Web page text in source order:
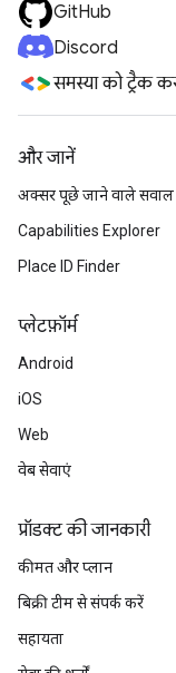
GitHub
Discord
समस्या को ट्रैक
और जानें
अक्सर पूछे जाने वाले सवाल
Capabilities Explorer
Place ID Finder
प्‍लेटफ़ॉर्म
Android
iOS
Web
वेब सेवाएं
प्रॉडक्ट की जानकारी
कीमत और प्लान
बिक्री टीम से संपर्क करें
सहायता